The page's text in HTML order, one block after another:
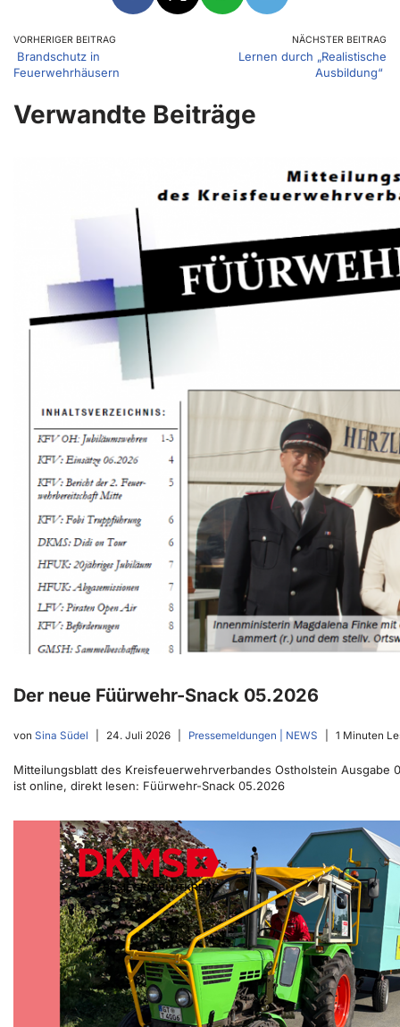
VORHERIGER BEITRAG
Brandschutz in
Feuerwehrhäusern
NÄCHSTER BEITRAG
Lernen durch „Realistische
Ausbildung“
Verwandte Beiträge
Der neue Füürwehr-Snack 05.2026
von Sina Südel 24. Juli 2026 Pressemeldungen | NEWS 1 Minuten
Mitteilungsblatt des Kreisfeuerwehrverbandes Ostholstein Ausgabe
ist online, direkt lesen: Füürwehr-Snack 05.2026